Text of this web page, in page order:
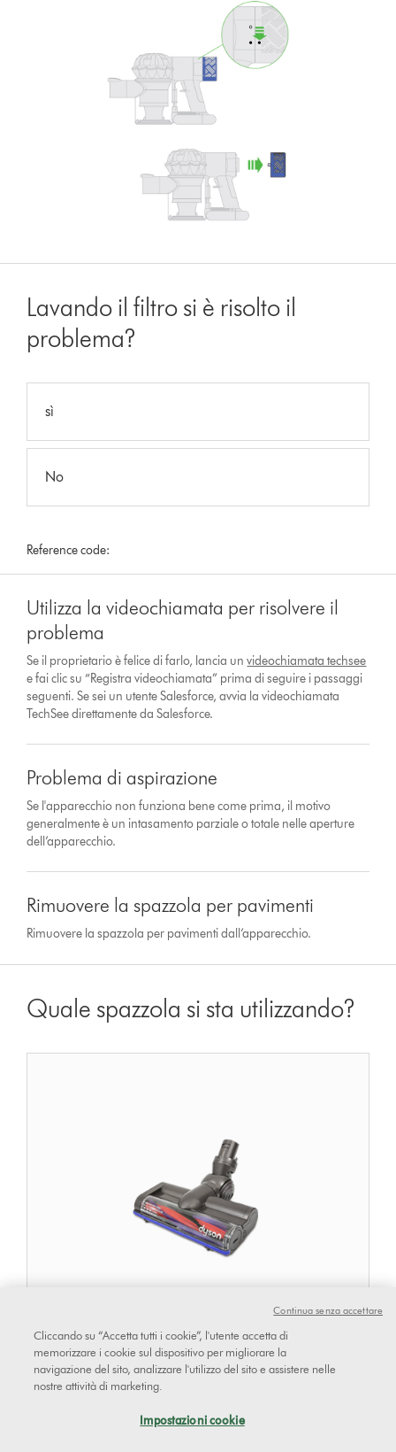
Lavando il filtro si è risolto il
problema?
sì
No
Reference code:
Utilizza la videochiamata per risolvere il
problema
Se il proprietario è felice di farlo, lancia unvideochiamata techsee
e fai clic su “Registra videochiamata” prima di seguire i passaggi
seguenti. Se sei un utente Salesforce, avvia la videochiamata
TechSee direttamente da Salesforce.
Problema di aspirazione
Se l'apparecchio non funziona bene come prima, il motivo
generalmente è un intasamento parziale o totale nelle aperture
dell’apparecchio.
Rimuovere la spazzola per pavimenti
Rimuovere la spazzola per pavimenti dall’apparecchio.
Quale spazzola si sta utilizzando?
Spazzola motorizzata
Cliccando su “Accetta tutti i cookie”, l'utente accetta di
memorizzare i cookie sul dispositivo per migliorare la
navigazione del sito, analizzare l'utilizzo del sito e assistere nelle
nostre attività di marketing.
Impostazioni cookie
Continua senza accettare